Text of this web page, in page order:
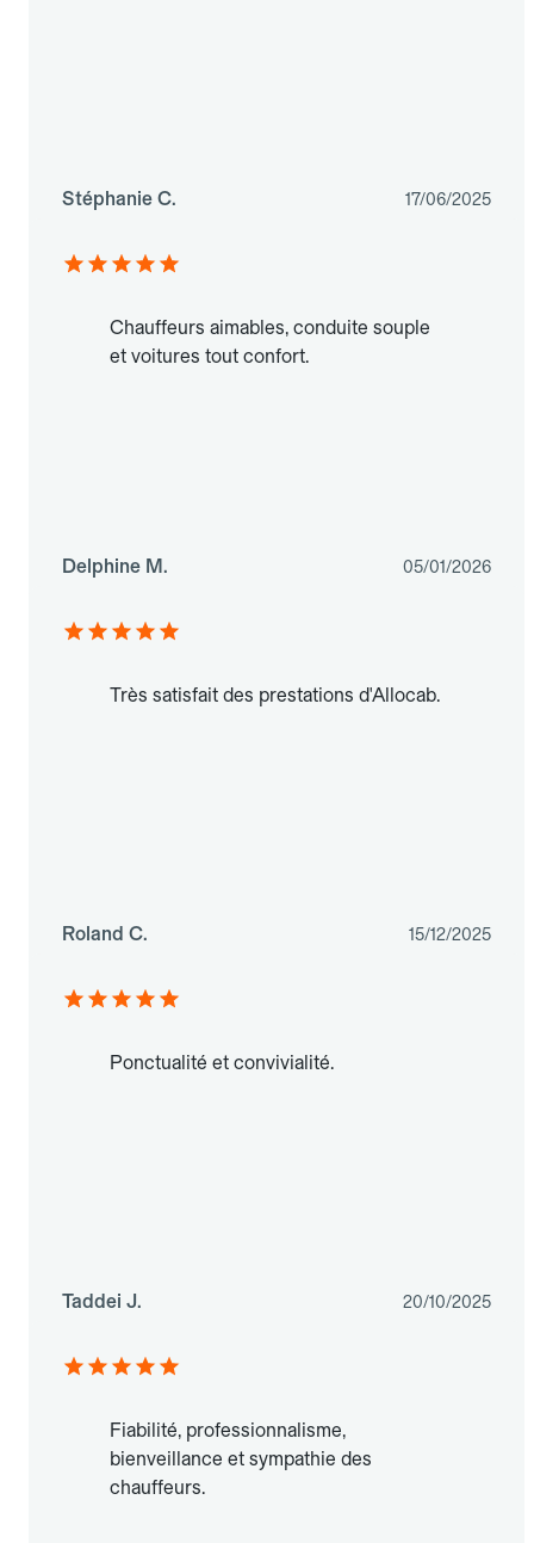
Stéphanie C. 17/06/2025
Chauffeurs aimables, conduite souple
et voitures tout confort.
Delphine M. 05/01/2026
Très satisfait des prestations d'Allocab.
Roland C. 15/12/2025
Ponctualité et convivialité.
Taddei J. 20/10/2025
Fiabilité, professionnalisme,
bienveillance et sympathie des
chauffeurs.